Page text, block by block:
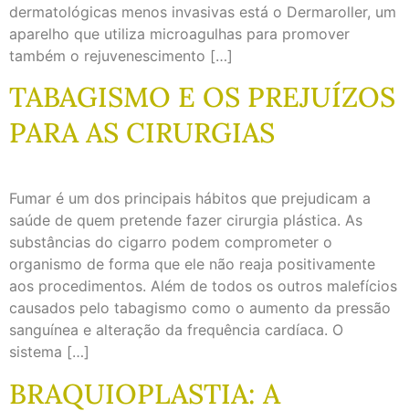
dermatológicas menos invasivas está o Dermaroller, um
aparelho que utiliza microagulhas para promover
também o rejuvenescimento […]
TABAGISMO E OS PREJUÍZOS
PARA AS CIRURGIAS
Fumar é um dos principais hábitos que prejudicam a
saúde de quem pretende fazer cirurgia plástica. As
substâncias do cigarro podem comprometer o
organismo de forma que ele não reaja positivamente
aos procedimentos. Além de todos os outros malefícios
causados pelo tabagismo como o aumento da pressão
sanguínea e alteração da frequência cardíaca. O
sistema […]
BRAQUIOPLASTIA: A